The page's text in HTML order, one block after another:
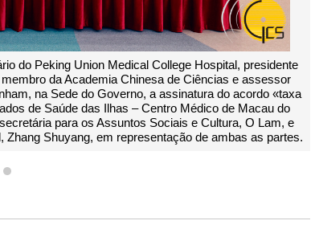
do Executivo, Sam Hou Fai, e os representantes de
2